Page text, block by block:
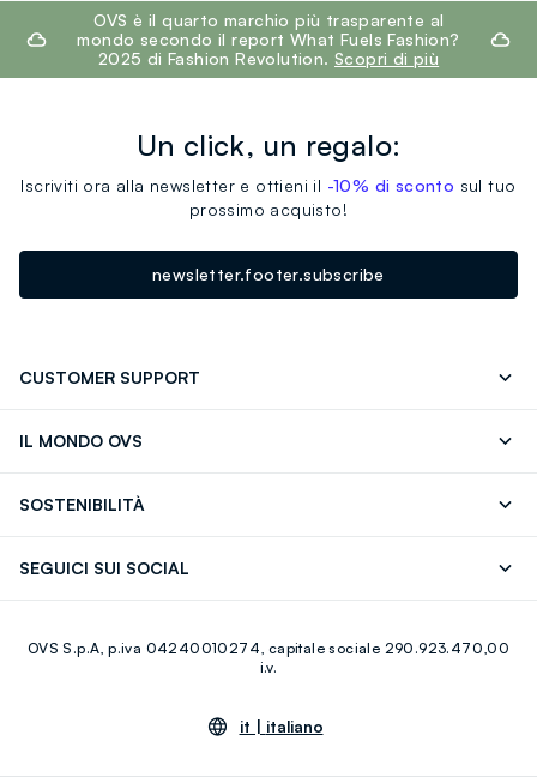
footer.ariatitleOVS è il quarto marchio più trasparente al
mondo secondo il report What Fuels Fashion?
2025 di Fashion Revolution. Scopri di più
Un click, un regalo:
Iscriviti ora alla newsletter e ottieni il -10% di sconto sul tuo
prossimo acquisto!
newsletter.footer.subscribe
CUSTOMER SUPPORT
IL MONDO OVS
Giftcard
SOSTENIBILITÀ
SEGUICI SUI SOCIAL
Youtube Linkedin
OVS S.p.A, p.iva 04240010274, capitale sociale 290.923.470,00
i.v.
it | italiano